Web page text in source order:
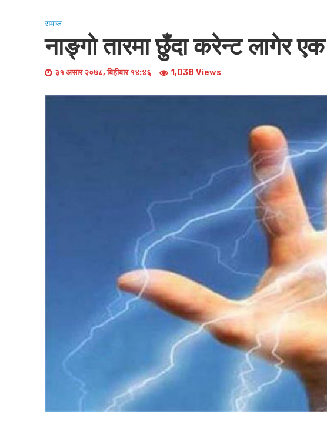
समाज
नाङ्गो तारमा छुँदा करेन्ट लागेर
३१ असार २०७८, बिहीबार १४:४६ 1,038 Views